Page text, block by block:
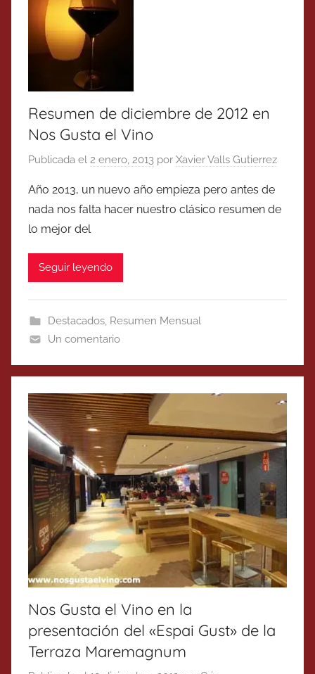
Resumen de diciembre de 2012 en
Nos Gusta el Vino
Publicada el 2 enero, 2013 por Xavier Valls Gutierrez
Año 2013, un nuevo año empieza pero antes de
nada nos falta hacer nuestro clásico resumen de
lo mejor del
Seguir leyendo
Destacados, Resumen Mensual
Un comentario
Nos Gusta el Vino en la
presentación del «Espai Gust» de la
Terraza Maremagnum